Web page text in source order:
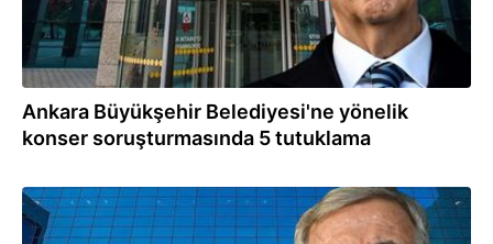
Ankara Büyükşehir Belediyesi'ne yönelik
konser soruşturmasında 5 tutuklama
26.09.2025